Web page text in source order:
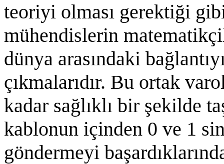
teoriyi olması gerektiği
mühendislerin
dünya arasındaki
çıkmalarıdır. Bu ortak
kadar sağlıklı bir şekilde
kablonun içinden 0 ve 1
göndermeyi